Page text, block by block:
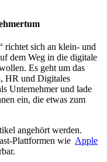
richtet sich an klein- und
dem Weg in die digitale
Es geht um das
HR und Digitales
Unternehmer und lade
ein, die etwas zum
angehört werden.
Plattformen wie Apple